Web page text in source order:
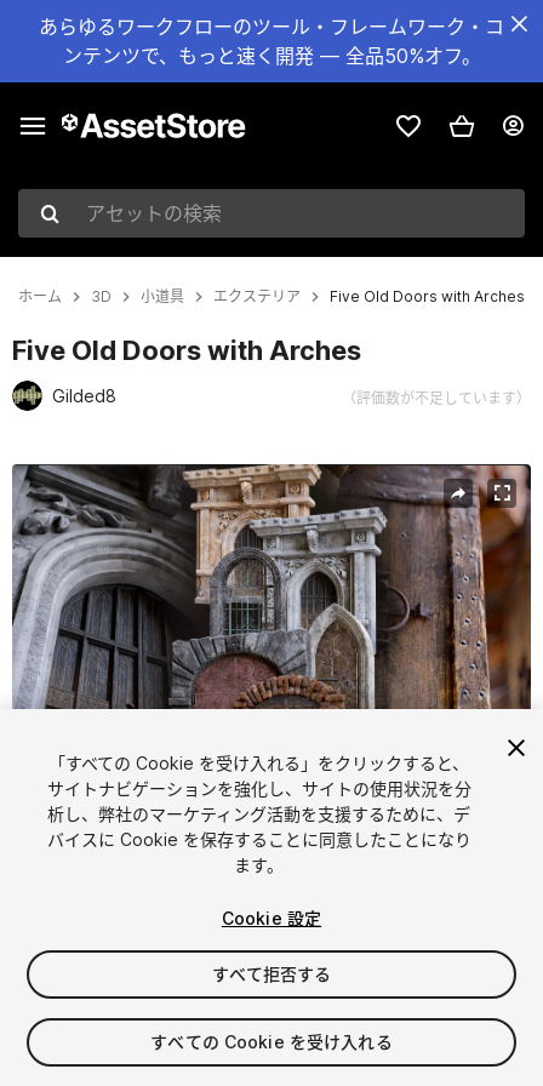
あらゆるワークフローのツール・フレームワーク・コ
ンテンツで、もっと速く開発 — 全品50%オフ。
アセットの検索
ホーム 3D 小道具 エクステリア Five Old Doors with Arches
Five Old Doors with Arches
Gilded8 （評価数が不足しています）
現在のスライド：1 / 60
1/ 60
$59.99
消費税は決済時に計算されます
「すべての Cookie を受け入れる」をクリックすると、
サイトナビゲーションを強化し、サイトの使用状況を分
析し、弊社のマーケティング活動を支援するために、デ
バイスに Cookie を保存することに同意したことになり
ます。
Cookie 設定
すべて拒否する
すべての Cookie を受け入れる